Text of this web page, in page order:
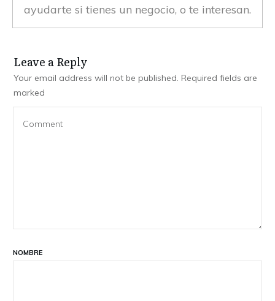
ayudarte si tienes un negocio, o te interesan.
Leave a Reply
Your email address will not be published. Required fields are
marked
NOMBRE